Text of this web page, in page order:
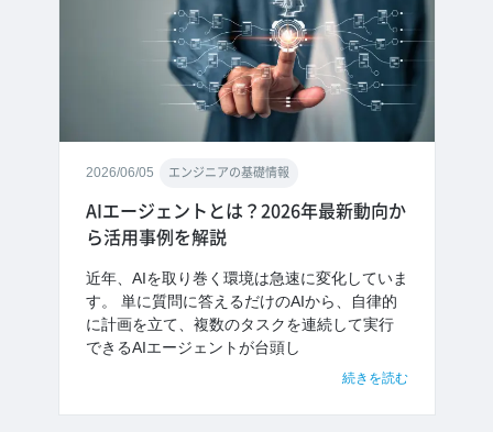
2026/06/05 エンジニアの基礎情報
AIエージェントとは？2026年最新動向か
ら活用事例を解説
近年、AIを取り巻く環境は急速に変化していま
す。 単に質問に答えるだけのAIから、自律的
に計画を立て、複数のタスクを連続して実行
できるAIエージェントが台頭し
続きを読む